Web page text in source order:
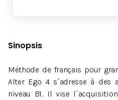
Sinopsis
Méthode de français pour
Alter Ego 4 s´adresse à des
niveau B1.. Il vise